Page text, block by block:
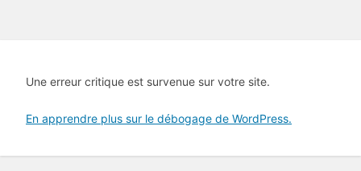
Une erreur critique est survenue sur votre site.
En apprendre plus sur le débogage de WordPress.